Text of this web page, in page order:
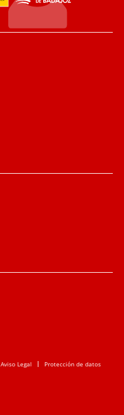
Aviso Legal Protección de datos